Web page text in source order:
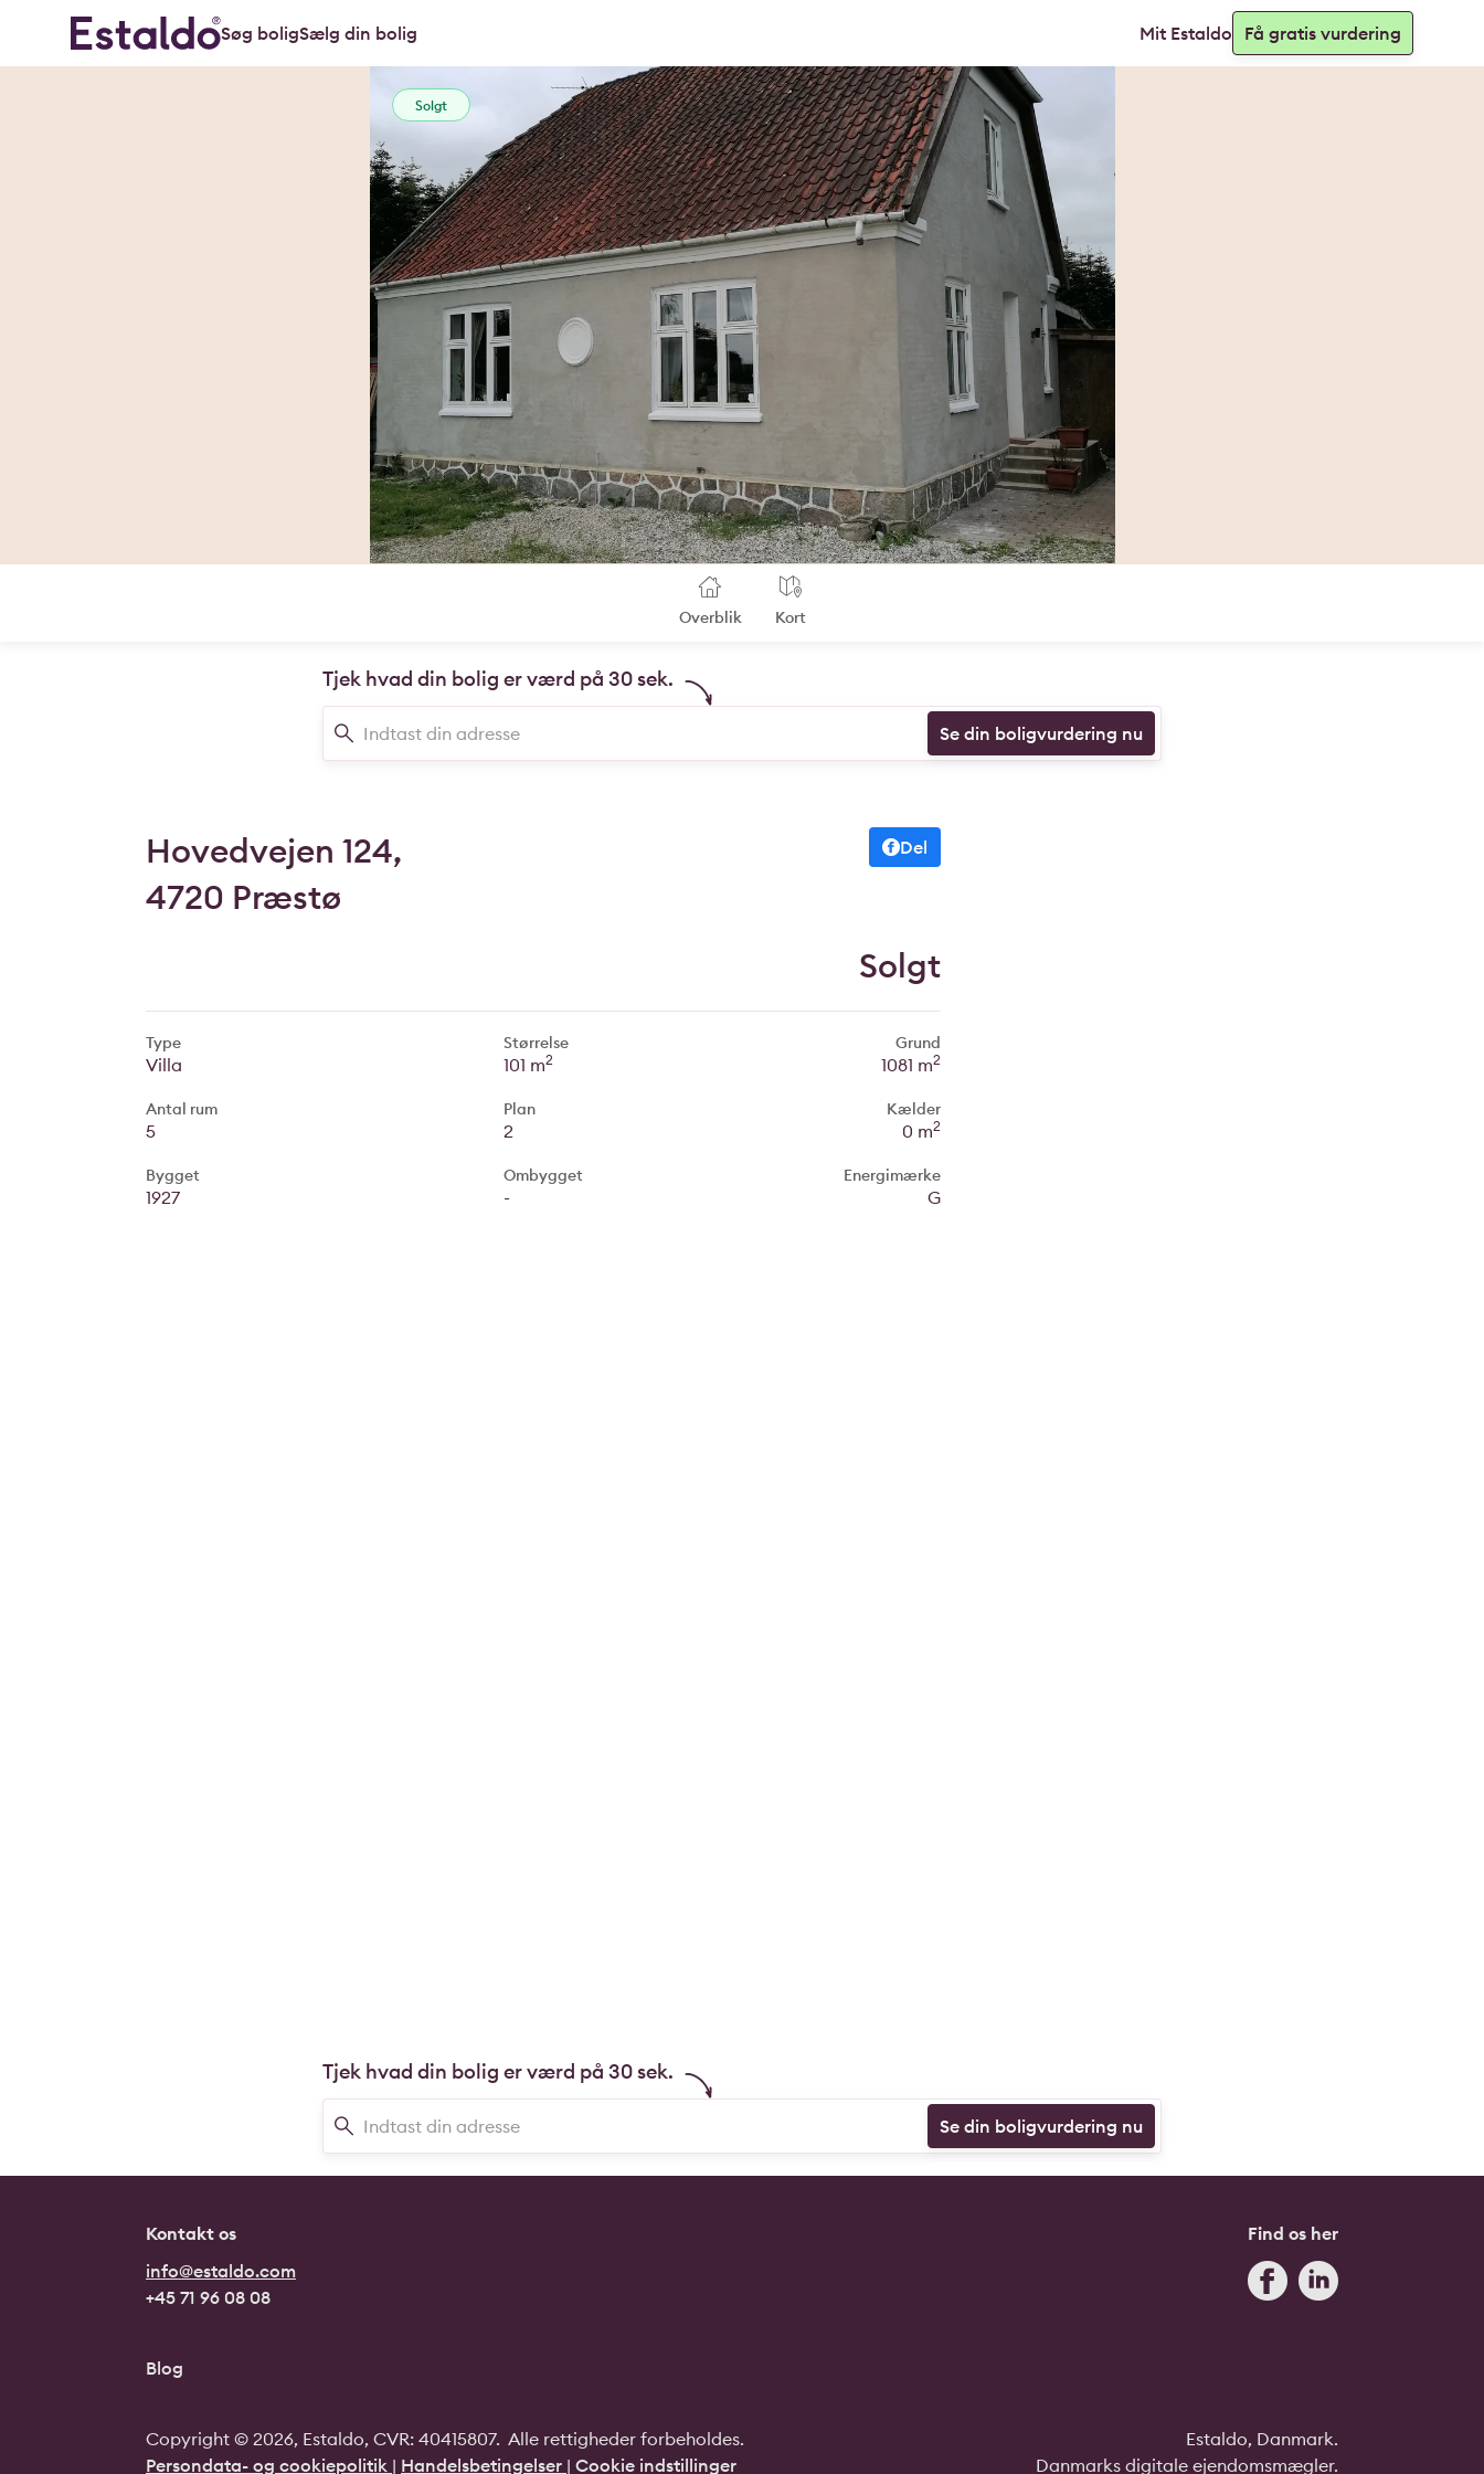
Søg boligSælg din bolig Mit Estaldo Få gratis vurdering
Solgt
Overblik Kort
Tjek hvad din bolig er værd på 30 sek.
Se din boligvurdering nu
Hovedvejen 124,
4720 Præstø
Del
Solgt
Type
Villa
Antal rum
5
Bygget
1927
Størrelse
101 m2
Plan
2
Ombygget
-
Grund
1081 m2
Kælder
0 m2
Energimærke
G
Tjek hvad din bolig er værd på 30 sek.
Se din boligvurdering nu
Kontakt os
info@estaldo.com
+45 71 96 08 08
Find os her
Blog
Copyright © 2026, Estaldo, CVR: 40415807. Alle rettigheder forbeholdes.
Persondata- og cookiepolitik | Handelsbetingelser | Cookie indstillinger
Estaldo, Danmark.
Danmarks digitale ejendomsmægler.